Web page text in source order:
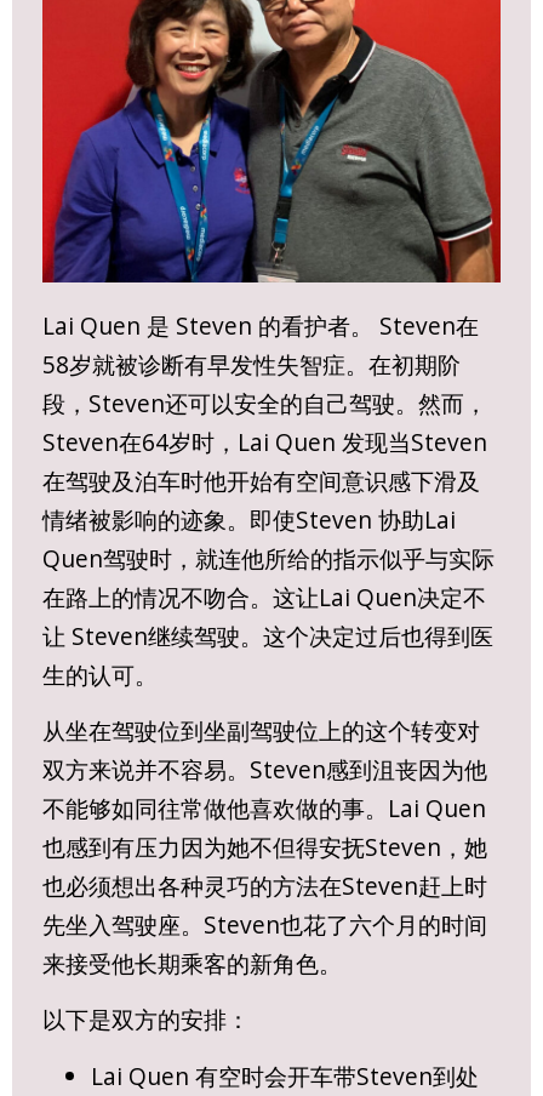
Lai Quen 是 Steven 的看护者。 Steven在
58岁就被诊断有早发性失智症。在初期阶
段，Steven还可以安全的自己驾驶。然而，
Steven在64岁时，Lai Quen 发现当Steven
在驾驶及泊车时他开始有空间意识感下滑及
情绪被影响的迹象。即使Steven 协助Lai
Quen驾驶时，就连他所给的指示似乎与实际
在路上的情况不吻合。这让Lai Quen决定不
让 Steven继续驾驶。这个决定过后也得到医
生的认可。
从坐在驾驶位到坐副驾驶位上的这个转变对
双方来说并不容易。Steven感到沮丧因为他
不能够如同往常做他喜欢做的事。Lai Quen
也感到有压力因为她不但得安抚Steven，她
也必须想出各种灵巧的方法在Steven赶上时
先坐入驾驶座。Steven也花了六个月的时间
来接受他长期乘客的新角色。
以下是双方的安排：
Lai Quen 有空时会开车带Steven到处